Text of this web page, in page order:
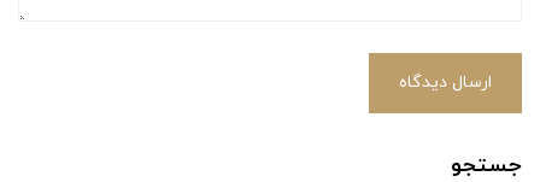
ارسال دیدگاه
جستجو